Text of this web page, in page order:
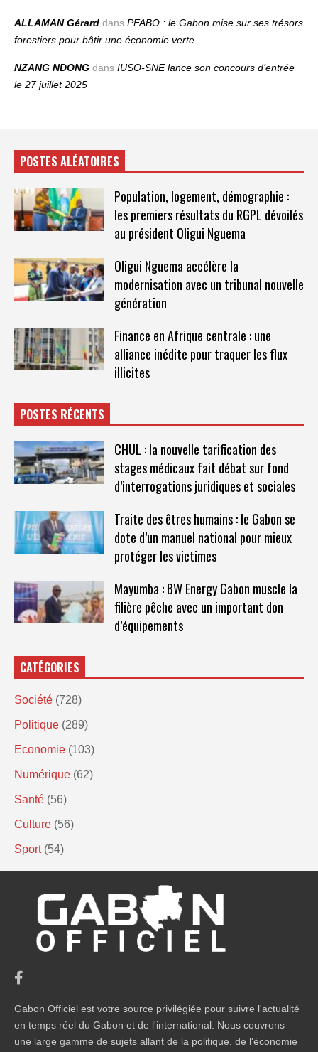
ALLAMAN Gérard dans PFABO : le Gabon mise sur ses trésors
forestiers pour bâtir une économie verte
NZANG NDONG dans IUSO‑SNE lance son concours d’entrée
le 27 juillet 2025
POSTES ALÉATOIRES
Population, logement, démographie :
les premiers résultats du RGPL dévoilés
au président Oligui Nguema
Oligui Nguema accélère la
modernisation avec un tribunal nouvelle
génération
Finance en Afrique centrale : une
alliance inédite pour traquer les flux
illicites
POSTES RÉCENTS
CHUL : la nouvelle tarification des
stages médicaux fait débat sur fond
d’interrogations juridiques et sociales
Traite des êtres humains : le Gabon se
dote d’un manuel national pour mieux
protéger les victimes
Mayumba : BW Energy Gabon muscle la
filière pêche avec un important don
d’équipements
CATÉGORIES
Société (728)
Politique (289)
Economie (103)
Numérique (62)
Santé (56)
Culture (56)
Sport (54)
Gabon Officiel est votre source privilégiée pour suivre l'actualité
en temps réel du Gabon et de l'international. Nous couvrons
une large gamme de sujets allant de la politique, de l'économie